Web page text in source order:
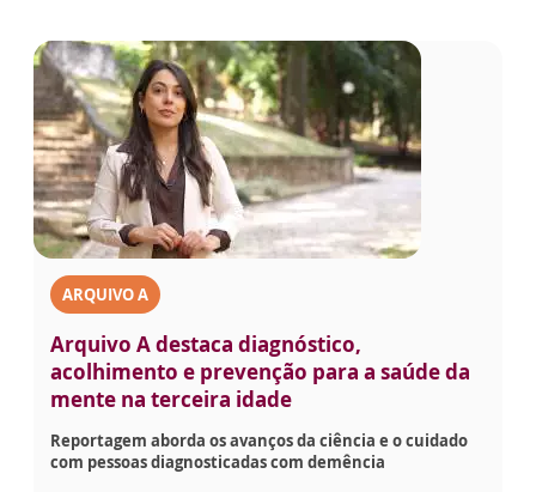
ARQUIVO A
Arquivo A destaca diagnóstico,
acolhimento e prevenção para a saúde da
mente na terceira idade
Reportagem aborda os avanços da ciência e o cuidado
com pessoas diagnosticadas com demência